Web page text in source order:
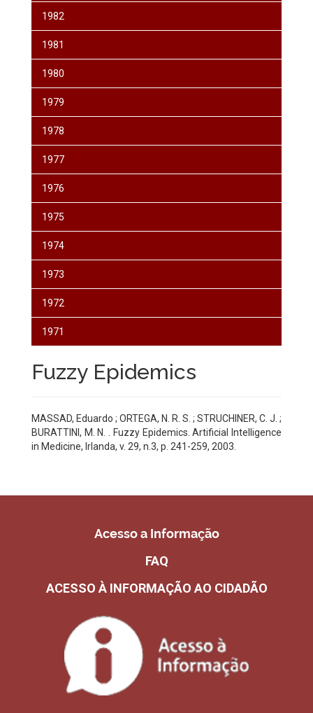
1982
1981
1980
1979
1978
1977
1976
1975
1974
1973
1972
1971
Fuzzy Epidemics
MASSAD, Eduardo ; ORTEGA, N. R. S. ; STRUCHINER, C. J. ;
BURATTINI, M. N. . Fuzzy Epidemics. Artificial Intelligence
in Medicine, Irlanda, v. 29, n.3, p. 241-259, 2003.
Acesso a Informação
FAQ
ACESSO À INFORMAÇÃO AO CIDADÃO